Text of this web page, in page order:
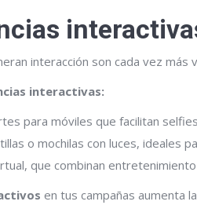
interacción son cada vez
interactivas:
para móviles que facilitan
o mochilas con luces, ideales
que combinan
en tus campañas aumenta